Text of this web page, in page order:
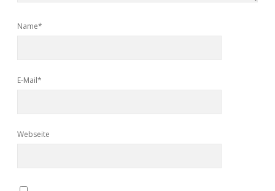
Name*
E-Mail*
Webseite